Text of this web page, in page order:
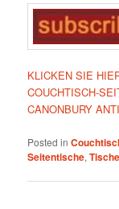
KLICKEN SIE
COUCHTISCH-
CANONBURY
Posted in
Seitentische,Tische